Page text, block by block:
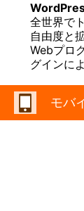
全世界で
自由度と
Webプロ
グインに
モバ